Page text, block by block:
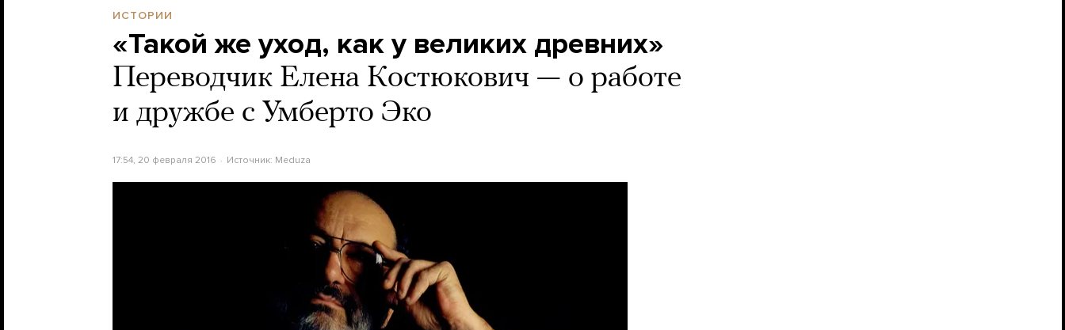
ИСТОРИИ
«Такой же уход, как у великих древних»
Переводчик Елена Костюкович — о работе
и дружбе с Умберто Эко
17:54, 20 февраля 2016 Источник: Meduza